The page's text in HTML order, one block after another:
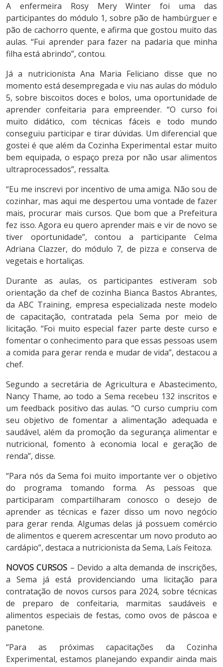
A enfermeira Rosy Mery Winter foi uma das
participantes do módulo 1, sobre pão de hambúrguer e
pão de cachorro quente, e afirma que gostou muito das
aulas. “Fui aprender para fazer na padaria que minha
filha está abrindo”, contou.
Já a nutricionista Ana Maria Feliciano disse que no
momento está desempregada e viu nas aulas do módulo
5, sobre biscoitos doces e bolos, uma oportunidade de
aprender confeitaria para empreender. “O curso foi
muito didático, com técnicas fáceis e todo mundo
conseguiu participar e tirar dúvidas. Um diferencial que
gostei é que além da Cozinha Experimental estar muito
bem equipada, o espaço preza por não usar alimentos
ultraprocessados”, ressalta.
“Eu me inscrevi por incentivo de uma amiga. Não sou de
cozinhar, mas aqui me despertou uma vontade de fazer
mais, procurar mais cursos. Que bom que a Prefeitura
fez isso. Agora eu quero aprender mais e vir de novo se
tiver oportunidade”, contou a participante Celma
Adriana Clazzer, do módulo 7, de pizza e conserva de
vegetais e hortaliças.
Durante as aulas, os participantes estiveram sob
orientação da chef de cozinha Bianca Bastos Abrantes,
da ABC Training, empresa especializada neste modelo
de capacitação, contratada pela Sema por meio de
licitação. “Foi muito especial fazer parte deste curso e
fomentar o conhecimento para que essas pessoas usem
a comida para gerar renda e mudar de vida”, destacou a
chef.
Segundo a secretária de Agricultura e Abastecimento,
Nancy Thame, ao todo a Sema recebeu 132 inscritos e
um feedback positivo das aulas. “O curso cumpriu com
seu objetivo de fomentar a alimentação adequada e
saudável, além da promoção da segurança alimentar e
nutricional, fomento à economia local e geração de
renda”, disse.
“Para nós da Sema foi muito importante ver o objetivo
do programa tomando forma. As pessoas que
participaram compartilharam conosco o desejo de
aprender as técnicas e fazer disso um novo negócio
para gerar renda. Algumas delas já possuem comércio
de alimentos e querem acrescentar um novo produto ao
cardápio”, destaca a nutricionista da Sema, Laís Feitoza.
NOVOS CURSOS – Devido a alta demanda de inscrições,
a Sema já está providenciando uma licitação para
contratação de novos cursos para 2024, sobre técnicas
de preparo de confeitaria, marmitas saudáveis e
alimentos especiais de festas, como ovos de páscoa e
panetone.
“Para as próximas capacitações da Cozinha
Experimental, estamos planejando expandir ainda mais